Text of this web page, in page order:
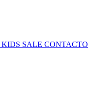
KIDS SALE CONTACTO